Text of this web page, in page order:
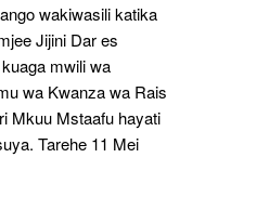
wakiwasili katika
Jijini Dar es
mwili wa
wa Kwanza wa Rais
Mkuu Mstaafu hayati
Tarehe 11 Mei